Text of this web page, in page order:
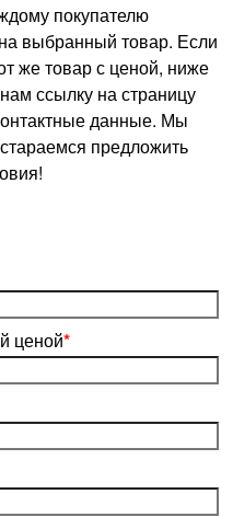
покупателю
выбранный товар. Если
же товар с ценой, ниже
ссылку на страницу
данные. Мы
предложить
ценой*